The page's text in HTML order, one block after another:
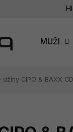
MUŽI
džíny CIPO & BAXX